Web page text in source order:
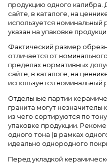
продукцию одного
сайте, в каталоге, на
используется
указан на упаковке
Фактический размер
отличается от
пределах нормативных
сайте, в каталоге, на
используется номинальный
Отдельные партии
гранита могут
из чего сортируются по
упаковке продукции.
одного тона (в рамках
идеально однородного
Перед укладкой